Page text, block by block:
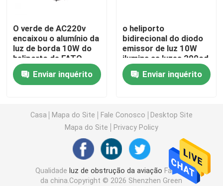
Luzes postas solares do movimento
Luz de advertência do tráfego solar
Luzes do Taxiway do aeroporto
Controlador da luz de obstrução
Luzes de aviso dos aviões
O verde de AC220v
encaixou o alumínio da
luz de borda 10W do
heliporto de FATO
Enviar inquérito
o heliporto
bidirecional do diodo
emissor de luz 10W
ilumina as luzes 200cd
da linha central da
pista de decolagem
Enviar inquérito
Casa Mapa do Site Fale Conosco
Desktop Site
Mapa do Site
Privacy Policy
Qualidade luz de obstrução da aviação Fábrica
da china.Copyright © 2026 Shenzhen Green